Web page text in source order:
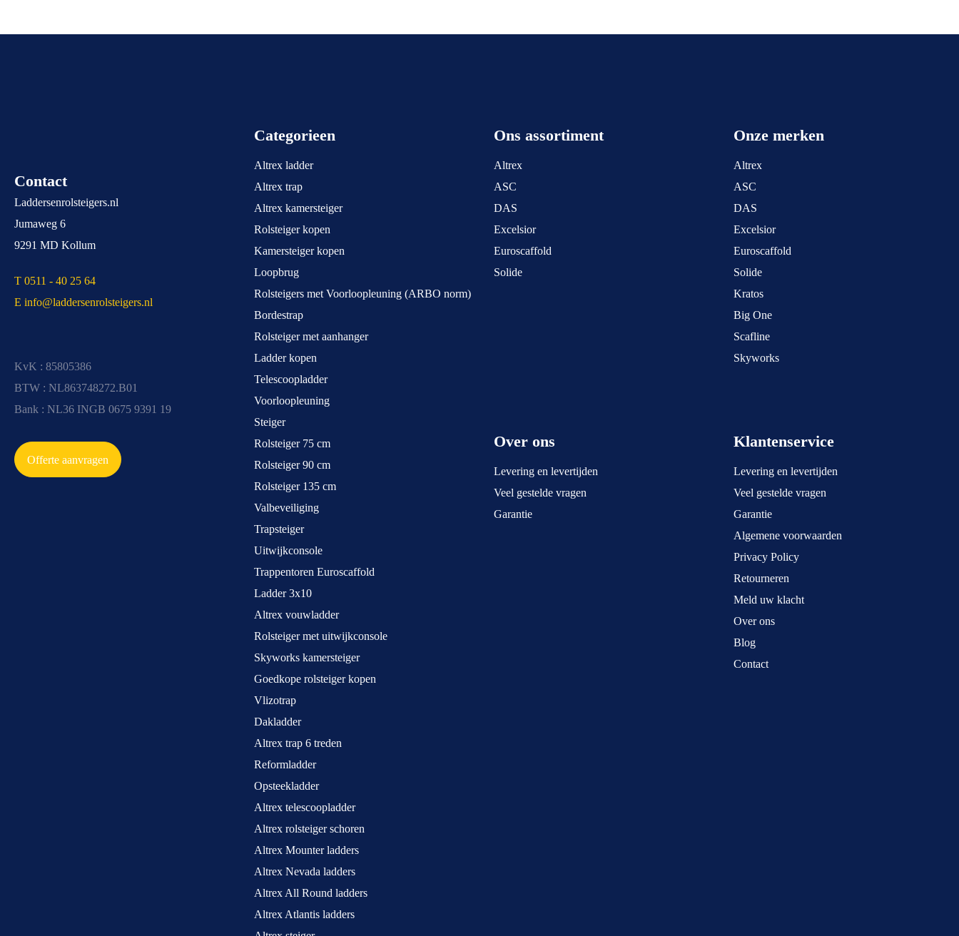
Contact
Laddersenrolsteigers.nl
Jumaweg 6
9291 MD Kollum
T 0511 - 40 25 64
E info@laddersenrolsteigers.nl
KvK : 85805386
BTW : NL863748272.B01
Bank : NL36 INGB 0675 9391 19
Offerte aanvragen
Categorieen
Altrex ladder
Altrex trap
Altrex kamersteiger
Rolsteiger kopen
Kamersteiger kopen
Loopbrug
Rolsteigers met Voorloopleuning (ARBO norm)
Bordestrap
Rolsteiger met aanhanger
Ladder kopen
Telescoopladder
Voorloopleuning
Steiger
Rolsteiger 75 cm
Rolsteiger 90 cm
Rolsteiger 135 cm
Valbeveiliging
Trapsteiger
Uitwijkconsole
Trappentoren Euroscaffold
Ladder 3x10
Altrex vouwladder
Rolsteiger met uitwijkconsole
Skyworks kamersteiger
Goedkope rolsteiger kopen
Vlizotrap
Dakladder
Altrex trap 6 treden
Reformladder
Opsteekladder
Altrex telescoopladder
Altrex rolsteiger schoren
Altrex Mounter ladders
Altrex Nevada ladders
Altrex All Round ladders
Altrex Atlantis ladders
Ons assortiment
Altrex
ASC
DAS
Excelsior
Euroscaffold
Solide
Onze merken
Altrex
ASC
DAS
Excelsior
Euroscaffold
Solide
Kratos
Big One
Scafline
Skyworks
Over ons
Levering en levertijden
Veel gestelde vragen
Garantie
Klantenservice
Levering en levertijden
Veel gestelde vragen
Garantie
Algemene voorwaarden
Privacy Policy
Retourneren
Meld uw klacht
Over ons
Blog
Contact